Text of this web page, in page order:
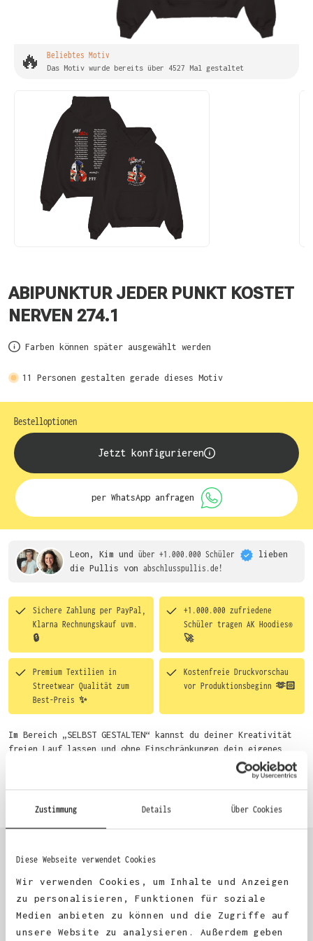
Zustimmung Details Über Cookies
Diese Webseite verwendet Cookies
Wir verwenden Cookies, um Inhalte und Anzeigen
zu personalisieren, Funktionen für soziale
Medien anbieten zu können und die Zugriffe auf
unsere Website zu analysieren. Außerdem geben
🔥 Beliebtes Motiv
Das Motiv wurde bereits über 4527 Mal gestaltet
ABIPUNKTUR JEDER PUNKT KOSTET
NERVEN 274.1
Farben können später ausgewählt werden
11 Personen gestalten gerade dieses Motiv
Bestelloptionen
Jetzt konfigurieren
per WhatsApp anfragen
Leon, Kim und über +1.000.000 Schüler
lieben
die Pullis von abschlusspullis.de!
Sichere Zahlung per PayPal,
Klarna Rechnungskauf uvm.
🔒
+1.000.000 zufriedene
Schüler tragen AK Hoodies®
🚀
Premium Textilien in
Streetwear Qualität zum
Best-Preis ✨
Kostenfreie Druckvorschau
vor Produktionsbeginn 🫶🏻
Im Bereich „SELBST GESTALTEN“ kannst du deiner Kreativität
freien Lauf lassen und ohne Einschränkungen dein eigenes
Motiv entwerfen. Um dir den Einstieg zu erleichtern, stellen
wir eine von unseren Designern vorgefertigte Vorlage bereit.
beginne anschließend mit der Gestaltung. Alternativ kannst
KUNDEN FEEDBACK 🫶
Excellent